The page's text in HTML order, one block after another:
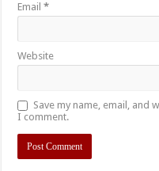
Email*
Website
Save my name, email, and
I comment.